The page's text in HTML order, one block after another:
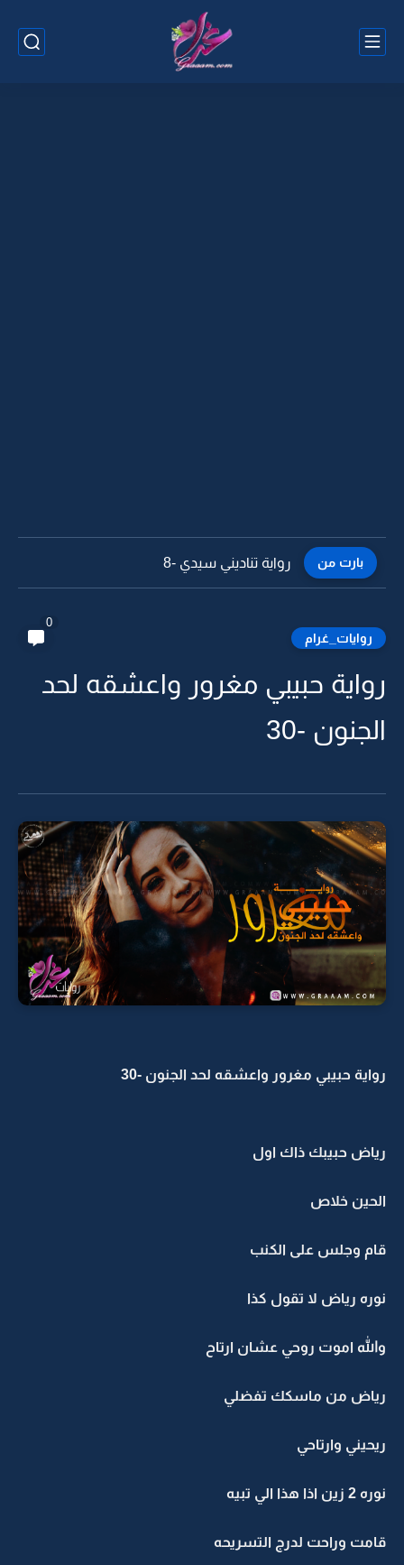
بارت من رواية تناديني سيدي -7
روايات_غرام
0
رواية حبيبي مغرور واعشقه لحد
الجنون -30
رواية حبيبي مغرور واعشقه لحد الجنون -30
رياض حبيبك ذاك اول
الحين خلاص
قام وجلس على الكنب
نوره رياض لا تقول كذا
والله اموت روحي عشان ارتاح
رياض من ماسكك تفضلي
ريحيني وارتاحي
نوره 2 زين اذا هذا الي تبيه
قامت وراحت لدرج التسريحه